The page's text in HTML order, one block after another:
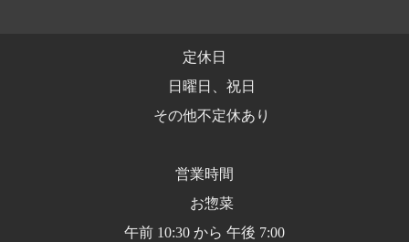
定休日
日曜日、祝日
その他不定休あり
営業時間
お惣菜
午前 10:30 から 午後 7:00